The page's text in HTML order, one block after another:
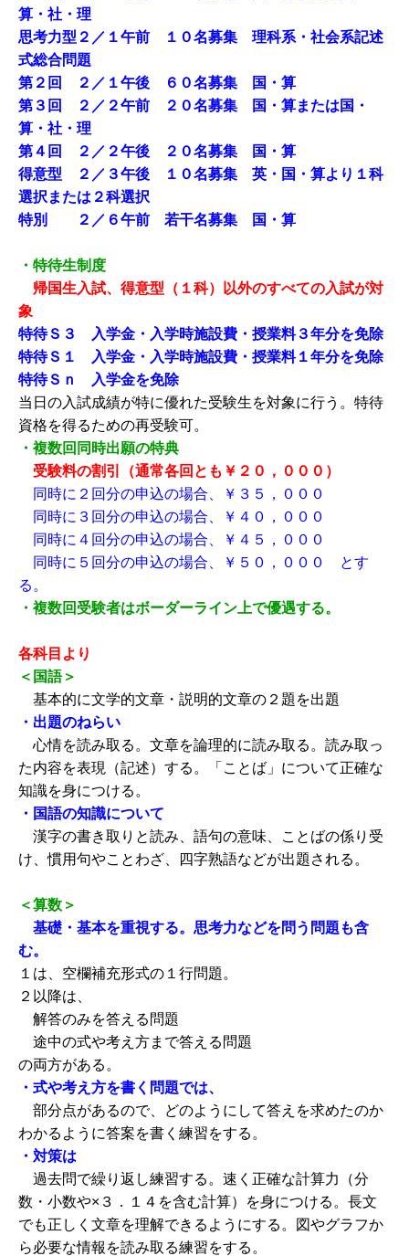
算・社・理
思考力型２／１午前 １０名募集 理科系・社会系記述
式総合問題
第２回 ２／１午後 ６０名募集 国・算
第３回 ２／２午前 ２０名募集 国・算または国・
算・社・理
第４回 ２／２午後 ２０名募集 国・算
得意型 ２／３午後 １０名募集 英・国・算より１科
選択または２科選択
特別 ２／６午前 若干名募集 国・算
・特待生制度
帰国生入試、得意型（１科）以外のすべての入試が対
象
特待Ｓ３ 入学金・入学時施設費・授業料３年分を免除
特待Ｓ１ 入学金・入学時施設費・授業料１年分を免除
特待Ｓｎ 入学金を免除
当日の入試成績が特に優れた受験生を対象に行う。特待
資格を得るための再受験可。
・複数回同時出願の特典
受験料の割引（通常各回とも￥２０，０００）
同時に２回分の申込の場合、￥３５，０００
同時に３回分の申込の場合、￥４０，０００
同時に４回分の申込の場合、￥４５，０００
同時に５回分の申込の場合、￥５０，０００ とす
る。
・複数回受験者はボーダーライン上で優遇する。
各科目より
＜国語＞
基本的に文学的文章・説明的文章の２題を出題
・出題のねらい
心情を読み取る。文章を論理的に読み取る。読み取っ
た内容を表現（記述）する。「ことば」について正確な
知識を身につける。
・国語の知識について
漢字の書き取りと読み、語句の意味、ことばの係り受
け、慣用句やことわざ、四字熟語などが出題される。
＜算数＞
基礎・基本を重視する。思考力などを問う問題も含
む。
１は、空欄補充形式の１行問題。
２以降は、
解答のみを答える問題
途中の式や考え方まで答える問題
の両方がある。
・式や考え方を書く問題では、
部分点があるので、どのようにして答えを求めたのか
わかるように答案を書く練習をする。
・対策は
過去問で繰り返し練習する。速く正確な計算力（分
数・小数や×３．１４を含む計算）を身につける。長文
でも正しく文章を理解できるようにする。図やグラフか
ら必要な情報を読み取る練習をする。